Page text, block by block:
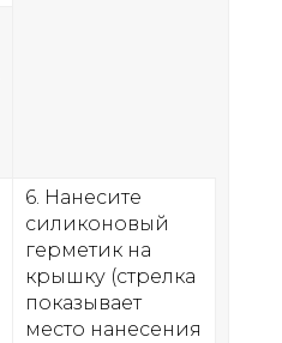
6. Нанесите
силиконовый
герметик на
крышку (стрелка
показывает
место нанесения